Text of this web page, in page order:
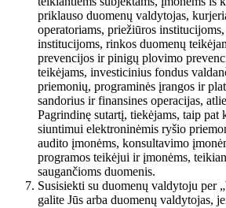
priklauso duomenų valdytojas,
operatoriams, priežiūros
institucijoms, rinkos duomenų
prevencijos ir pinigų plovimo
teikėjams, investicinius fondus
priemonių, programinės įrangos ir
sandorius ir finansines operacijas,
Pagrindinę sutartį, tiekėjams, taip pat
siuntimui elektroninėmis ryšio
audito įmonėms, konsultavimo
programos teikėjui ir įmonėms,
saugančioms duomenis.
Susisiekti su duomenų valdytoju per
galite Jūs arba duomenų valdytojas,